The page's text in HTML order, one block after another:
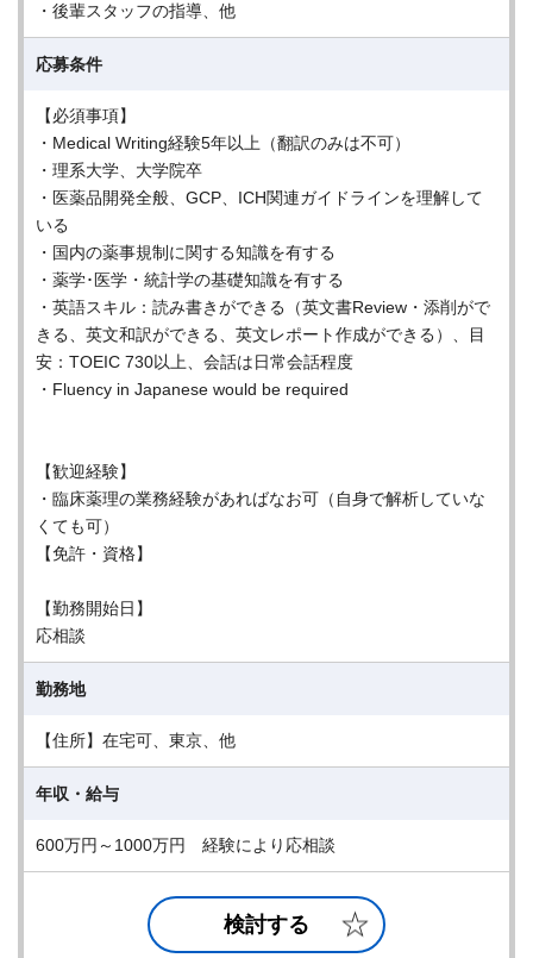
・後輩スタッフの指導、他
応募条件
【必須事項】
・Medical Writing経験5年以上（翻訳のみは不可）
・理系大学、大学院卒
・医薬品開発全般、GCP、ICH関連ガイドラインを理解して
いる
・国内の薬事規制に関する知識を有する
・薬学･医学・統計学の基礎知識を有する
・英語スキル：読み書きができる（英文書Review・添削がで
きる、英文和訳ができる、英文レポート作成ができる）、目
安：TOEIC 730以上、会話は日常会話程度
・Fluency in Japanese would be required
【歓迎経験】
・臨床薬理の業務経験があればなお可（自身で解析していな
くても可）
【免許・資格】
【勤務開始日】
応相談
勤務地
【住所】在宅可、東京、他
年収・給与
600万円～1000万円 経験により応相談
検討する